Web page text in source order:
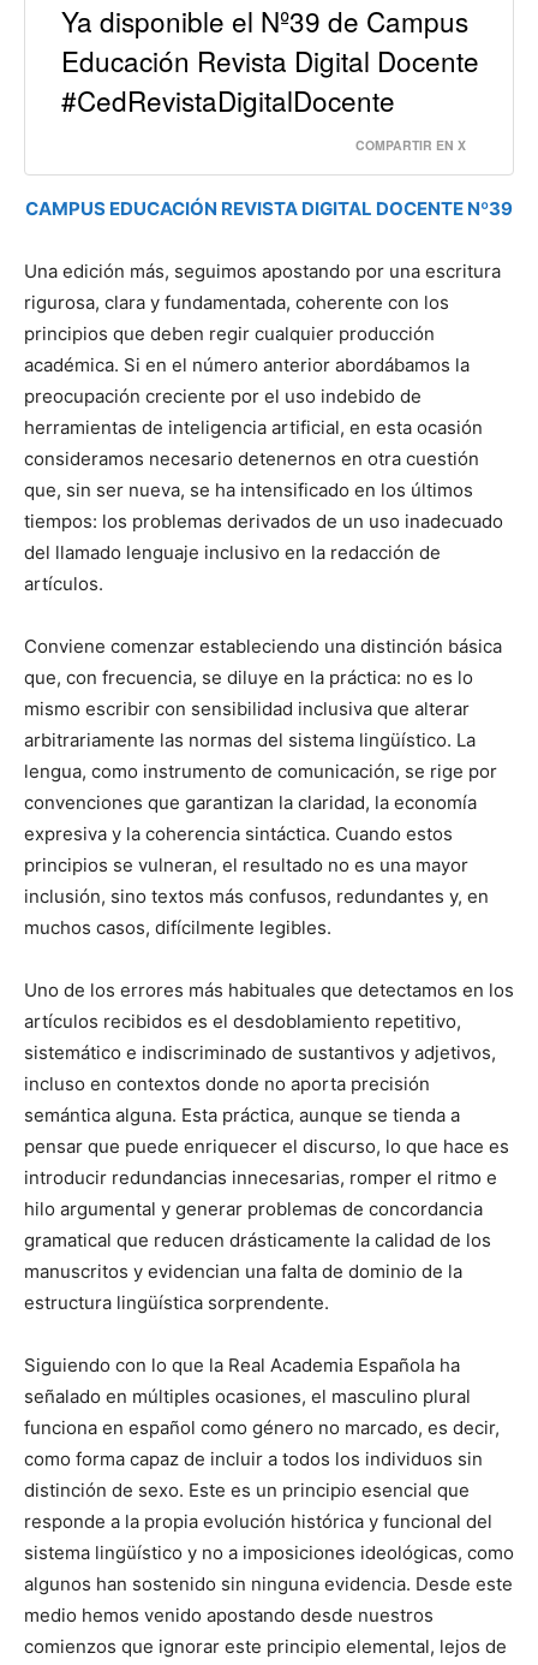
Ya disponible el Nº39 de Campus
Educación Revista Digital Docente
#CedRevistaDigitalDocente
COMPARTIR EN X
CAMPUS EDUCACIÓN REVISTA DIGITAL DOCENTE Nº39
Una edición más, seguimos apostando por una escritura
rigurosa, clara y fundamentada, coherente con los
principios que deben regir cualquier producción
académica. Si en el número anterior abordábamos la
preocupación creciente por el uso indebido de
herramientas de inteligencia artificial, en esta ocasión
consideramos necesario detenernos en otra cuestión
que, sin ser nueva, se ha intensificado en los últimos
tiempos: los problemas derivados de un uso inadecuado
del llamado lenguaje inclusivo en la redacción de
artículos.
Conviene comenzar estableciendo una distinción básica
que, con frecuencia, se diluye en la práctica: no es lo
mismo escribir con sensibilidad inclusiva que alterar
arbitrariamente las normas del sistema lingüístico. La
lengua, como instrumento de comunicación, se rige por
convenciones que garantizan la claridad, la economía
expresiva y la coherencia sintáctica. Cuando estos
principios se vulneran, el resultado no es una mayor
inclusión, sino textos más confusos, redundantes y, en
muchos casos, difícilmente legibles.
Uno de los errores más habituales que detectamos en los
artículos recibidos es el desdoblamiento repetitivo,
sistemático e indiscriminado de sustantivos y adjetivos,
incluso en contextos donde no aporta precisión
semántica alguna. Esta práctica, aunque se tienda a
pensar que puede enriquecer el discurso, lo que hace es
introducir redundancias innecesarias, romper el ritmo e
hilo argumental y generar problemas de concordancia
gramatical que reducen drásticamente la calidad de los
manuscritos y evidencian una falta de dominio de la
estructura lingüística sorprendente.
Siguiendo con lo que la Real Academia Española ha
señalado en múltiples ocasiones, el masculino plural
funciona en español como género no marcado, es decir,
como forma capaz de incluir a todos los individuos sin
distinción de sexo. Este es un principio esencial que
responde a la propia evolución histórica y funcional del
sistema lingüístico y no a imposiciones ideológicas, como
algunos han sostenido sin ninguna evidencia. Desde este
medio hemos venido apostando desde nuestros
comienzos que ignorar este principio elemental, lejos de